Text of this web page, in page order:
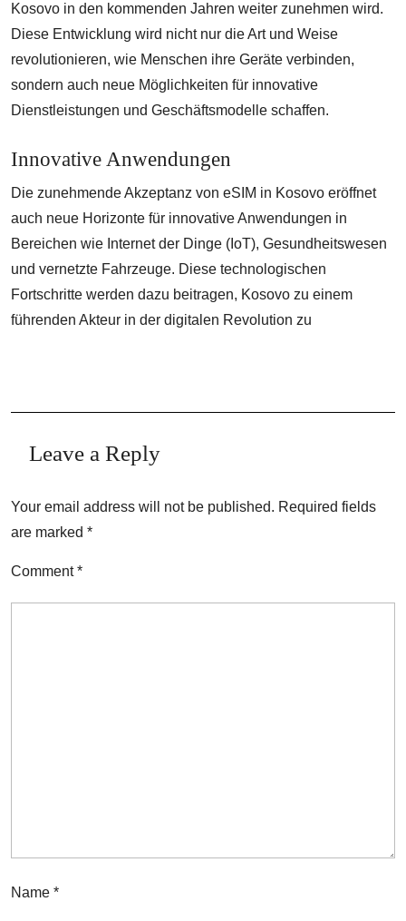
Kosovo in den kommenden Jahren weiter zunehmen wird.
Diese Entwicklung wird nicht nur die Art und Weise
revolutionieren, wie Menschen ihre Geräte verbinden,
sondern auch neue Möglichkeiten für innovative
Dienstleistungen und Geschäftsmodelle schaffen.
Innovative Anwendungen
Die zunehmende Akzeptanz von eSIM in Kosovo eröffnet
auch neue Horizonte für innovative Anwendungen in
Bereichen wie Internet der Dinge (IoT), Gesundheitswesen
und vernetzte Fahrzeuge. Diese technologischen
Fortschritte werden dazu beitragen, Kosovo zu einem
führenden Akteur in der digitalen Revolution zu
Leave a Reply
Your email address will not be published. Required fields
are marked *
Comment*
Name *